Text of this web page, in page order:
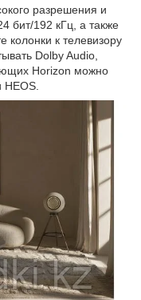
разрешения и
бит/192 кГц, а также
к телевизору
Dolby Audio,
Horizon можно